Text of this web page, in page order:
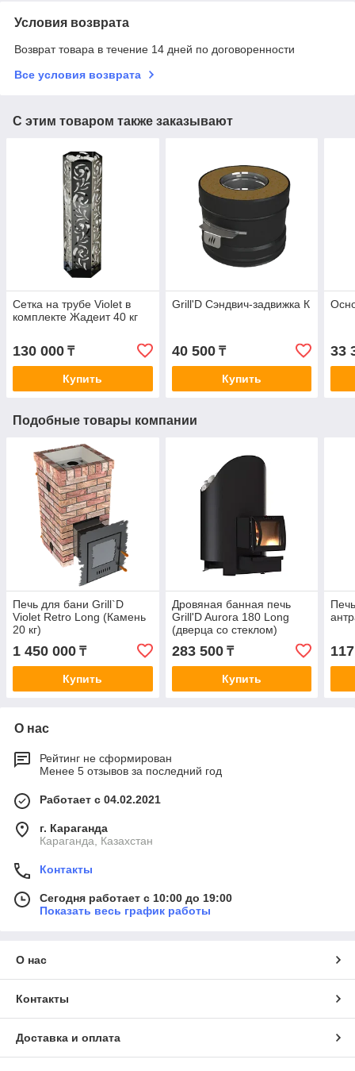
Условия возврата
Возврат товара в течение 14 дней по договоренности
Все условия возврата
С этим товаром также заказывают
Сетка на трубе Violet в
комплекте Жадеит 40 кг
130 000 ₸
Купить
Grill'D Сэндвич-задвижка К
40 500₸
Купить
33
Подобные товары компании
Печь для бани Grill`D
Violet Retro Long (Камень
20 кг)
1 450 000 ₸
Купить
Дровяная банная печь
Grill'D Aurora 180 Long
(дверца со стеклом)
283 500₸
Купить
О нас
Рейтинг не сформирован
Менее 5 отзывов за последний год
Работает с 04.02.2021
г. Караганда
Караганда, Казахстан
Контакты
Сегодня работает с 10:00 до 19:00
Показать весь график работы
О нас
Контакты
Доставка и оплата